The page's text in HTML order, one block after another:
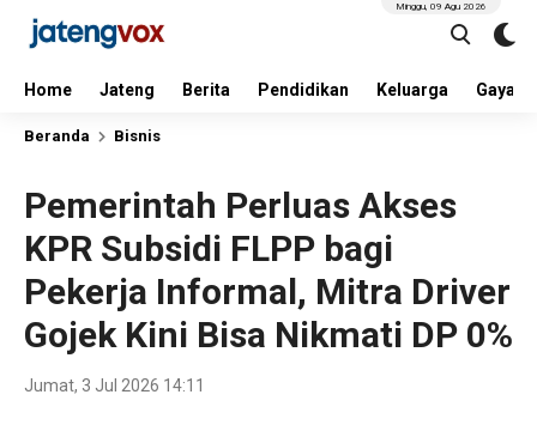
Home Jateng Berita Pendidikan Keluarga Gaya
Minggu, 09 Agu 2026
Beranda Bisnis
Pemerintah Perluas Akses
KPR Subsidi FLPP bagi
Pekerja Informal, Mitra Driver
Gojek Kini Bisa Nikmati DP 0%
Jumat, 3 Jul 2026 14:11